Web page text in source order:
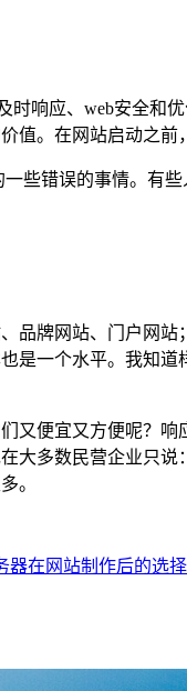
时响应、web安全和
值。在网站启动之
些错误的事情。有
品牌网站、门户网
是一个水平。我知道
又便宜又方便呢？
大多数民营企业只
。
器在网站制作后的选择